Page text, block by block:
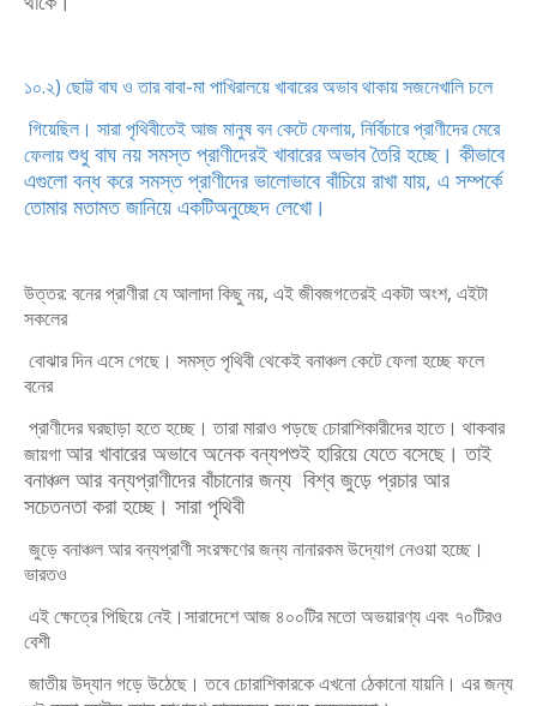
১০.২) ছোট্ট বাঘ ও তার বাবা-মা পাখিরালয়ে খাবারের অভাব থাকায় সজনেখালি চলে
গিয়েছিল। সারা পৃথিবীতেই আজ মানুষ বন কেটে ফেলায়, নির্বিচারে প্রাণীদের মেরে
ফেলায়শুধু বাঘ নয় সমস্ত প্রাণীদেরই খাবারের অভাব তৈরি হচ্ছে। কীভাবে
এগুলো বন্ধ করে সমস্তপ্রাণীদের ভালোভাবে বাঁচিয়ে রাখা যায়, এ সম্পর্কে
তোমার মতামত জানিয়ে একটিঅনুচ্ছেদ লেখো।
উত্তর: বনের প্রাণীরা যে আলাদা কিছু নয়, এই জীবজগতেরই একটা অংশ, এইটা
সকলের
বোঝার দিন এসে গেছে। সমস্ত পৃথিবী থেকেই বনাঞ্চল কেটে ফেলা হচ্ছে ফলে
বনের
প্রাণীদের ঘরছাড়া হতে হচ্ছে। তারা মারাও পড়ছে চোরাশিকারীদের হাতে। থাকবার
জায়গাআর খাবারের অভাবে অনেক বন্যপশুই হারিয়ে যেতে বসেছে। তাই
বনাঞ্চল আর বন্যপ্রাণীদের বাঁচানোর জন্য বিশ্ব জুড়ে প্রচার আর
সচেতনতা করা হচ্ছে। সারা পৃথিবী
জুড়ে বনাঞ্চল আর বন্যপ্রাণী সংরক্ষণের জন্য নানারকম উদ্যোগ নেওয়া হচ্ছে।
ভারতও
এই ক্ষেত্রে পিছিয়ে নেই।সারাদেশে আজ ৪০০টির মতো অভয়ারণ্য এবং ৭০টিরও
বেশী
জাতীয় উদ্যান গড়ে উঠেছে। তবে চোরাশিকারকে এখনো ঠেকানো যায়নি। এর জন্য